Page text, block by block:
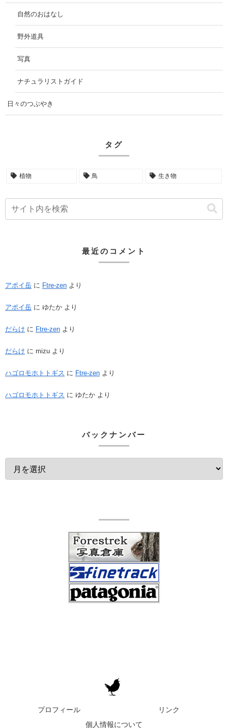
自然のおはなし
野外道具
写真
ナチュラリストガイド
日々のつぶやき
タグ
植物 鳥 生き物
最近のコメント
アポイ岳 に Ftre-zen より
アポイ岳 に ゆたか より
だらけ に Ftre-zen より
だらけ に mizu より
ハゴロモホトトギス に Ftre-zen より
ハゴロモホトトギス に ゆたか より
バックナンバー
プロフィール
リンク
個人情報について